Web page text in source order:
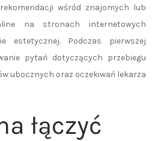
wśród znajomych lub
na stronach internetowych
estetycznej. Podczas pierwszej
pytań dotyczących przebiegu
ubocznych oraz oczekiwań lekarza
łączyć